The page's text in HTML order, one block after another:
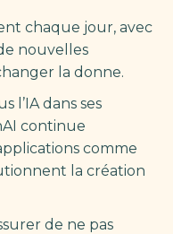
chaque jour, avec
nouvelles
la donne.
l’IA dans ses
continue
comme
la création
de ne pas